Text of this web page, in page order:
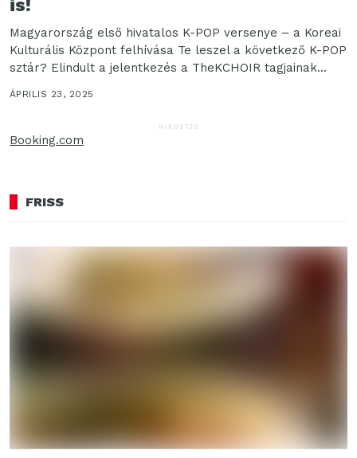
is!
Magyarország első hivatalos K-POP versenye – a Koreai
Kulturális Központ felhívása Te leszel a következő K-POP
sztár? Elindult a jelentkezés a TheKCHOIR tagjainak...
ÁPRILIS 23, 2025
HIRDETÉS
Booking.com
FRISS